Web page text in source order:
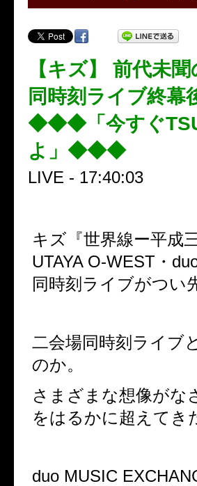
【キズ】 前代未
同時刻ライブ終幕
◆◆◆「今すぐ
よ」◆◆◆
LIVE - 17:40:03
キズ『世界線ー平成
UTAYA O-WEST・
同時刻ライブがつい
二会場同時刻ライブ
のか。
さまざまな想像がな
をはるかに超えてき
duo MUSIC